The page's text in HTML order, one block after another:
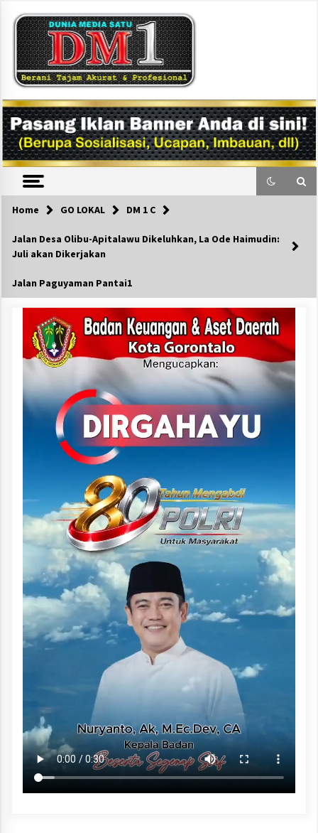
content
DM1
Home GO LOKAL DM 1 C
Jalan Desa Olibu-Apitalawu Dikeluhkan, La Ode Haimudin:
Juli akan Dikerjakan
Jalan Paguyaman Pantai1